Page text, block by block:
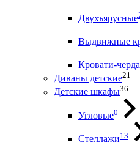
Двухъярусные
Выдвижные
Кровати-
Диваны детские21
Детские шкафы36
Угловые0
Стеллажи13